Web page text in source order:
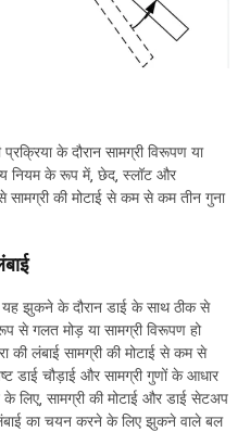
के दौरान सामग्री विरूपण या
नियम के रूप में, छेद, स्लॉट और
की मोटाई से कम से कम तीन गुना
यह झुकने के दौरान डाई के साथ ठीक से
से गलत मोड़ या सामग्री विरूपण हो
की लंबाई सामग्री की मोटाई से कम से
डाई चौड़ाई और सामग्री गुणों के आधार
लिए, सामग्री की मोटाई और डाई सेटअप
का चयन करने के लिए झुकने वाले बल